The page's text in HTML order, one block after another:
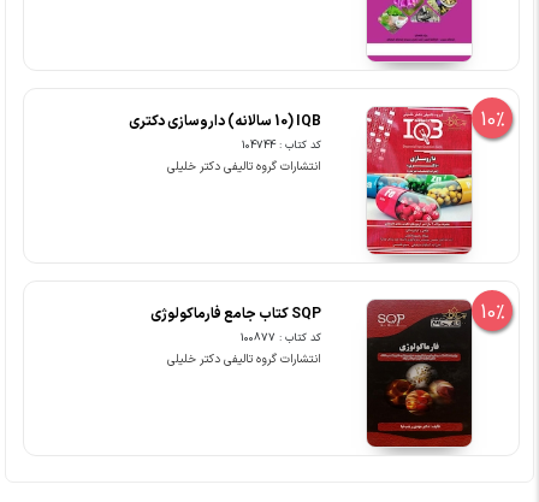
10% IQB (10 سالانه) داروسازی دکتری
کد کتاب : 104744
انتشارات گروه تالیفی دکتر خلیلی
10% SQP کتاب جامع فارماکولوژی
کد کتاب : 100877
انتشارات گروه تالیفی دکتر خلیلی